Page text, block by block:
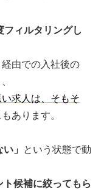
ィルタリングし
由での入社後の
求人は、そもそ
あります。
」
という状態で動
候補に絞ってもら